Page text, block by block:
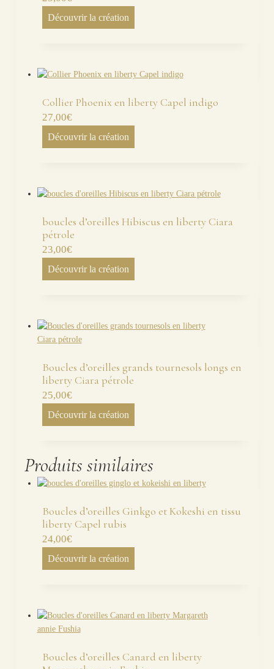
Découvrir la création
Collier Phoenix en liberty Capel indigo
27,00€
Découvrir la création
boucles d’oreilles Hibiscus en liberty Ciara
pétrole
23,00€
Découvrir la création
Boucles d’oreilles grands tournesols longs en
liberty Ciara pétrole
25,00€
Découvrir la création
Produits similaires
Boucles d’oreilles Ginkgo et Kokeshi en tissu
liberty Capel rubis
24,00€
Découvrir la création
Boucles d’oreilles Canard en liberty